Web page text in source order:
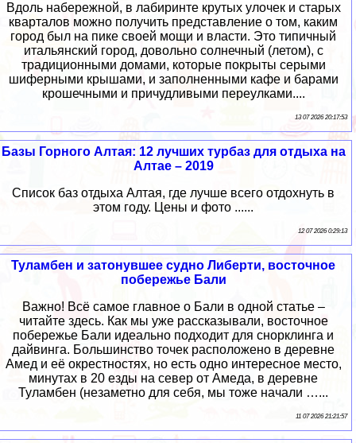
Вдоль набережной, в лабиринте крутых улочек и старых
кварталов можно получить представление о том, каким
город был на пике своей мощи и власти. Это типичный
итальянский город, довольно солнечный (летом), с
традиционными домами, которые покрыты серыми
шиферными крышами, и заполненными кафе и барами
крошечными и причудливыми переулками....
13 07 2026 20:17:53
Базы Горного Алтая: 12 лучших турбаз для отдыха на
Алтае – 2019
Список баз отдыха Алтая, где лучше всего отдохнуть в
этом году. Цены и фото ......
12 07 2026 0:29:13
Туламбен и затонувшее судно Либерти, восточное
побережье Бали
Важно! Всё самое главное о Бали в одной статье –
читайте здесь. Как мы уже рассказывали, восточное
побережье Бали идеально подходит для снорклинга и
дайвинга. Большинство точек расположено в деревне
Амед и её окрестностях, но есть одно интересное место,
минутах в 20 езды на север от Амеда, в деревне
Туламбен (незаметно для себя, мы тоже начали …...
11 07 2026 21:21:57